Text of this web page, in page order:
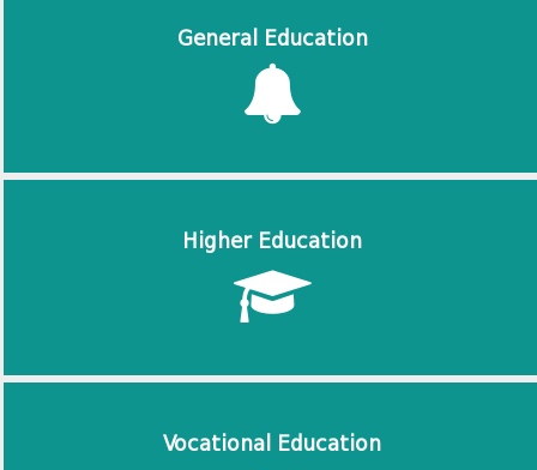
General Education
Higher Education
Vocational Education